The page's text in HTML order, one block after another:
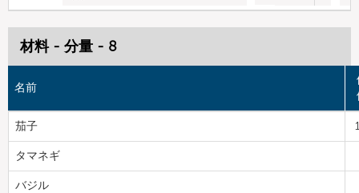
材料 - 分量 - 8
名前
茄子
タマネギ
バジル